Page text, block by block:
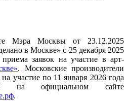
Мэра Москвы от 23.12.2025
в Москве» с 25 декабря 2025
заявок на участие в арт-
. Московские производители
участие по 11 января 2026 года
на официальном сайте
.